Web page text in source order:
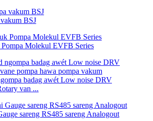
BSJ
Molekul EVFB Series
badag awét Low noise DRV
van ...
sareng RS485 sareng Analogout